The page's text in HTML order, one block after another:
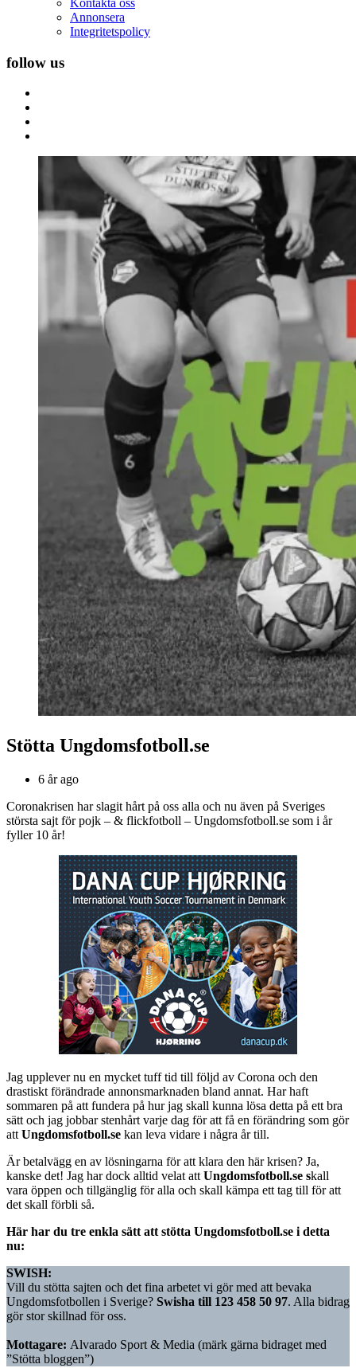
Kontakta oss
Annonsera
Integritetspolicy
follow us
Stötta Ungdomsfotboll.se
6 år ago
Coronakrisen har slagit hårt på oss alla och nu även på Sveriges
största sajt för pojk – & flickfotboll – Ungdomsfotboll.se som i år
fyller 10 år!
Jag upplever nu en mycket tuff tid till följd av Corona och den
drastiskt förändrade annonsmarknaden bland annat. Har haft
sommaren på att fundera på hur jag skall kunna lösa detta på ett bra
sätt och jag jobbar stenhårt varje dag för att få en förändring som gör
att Ungdomsfotboll.se kan leva vidare i några år till.
Är betalvägg en av lösningarna för att klara den här krisen? Ja,
kanske det! Jag har dock alltid velat att Ungdomsfotboll.se skall
vara öppen och tillgänglig för alla och skall kämpa ett tag till för att
det skall förbli så.
Här har du tre enkla sätt att stötta Ungdomsfotboll.se i detta
nu:
SWISH:
Vill du stötta sajten och det fina arbetet vi gör med att bevaka
Ungdomsfotbollen i Sverige? Swisha till 123 458 50 97. Alla bidrag
gör stor skillnad för oss.
Mottagare: Alvarado Sport & Media (märk gärna bidraget med
”Stötta bloggen”)